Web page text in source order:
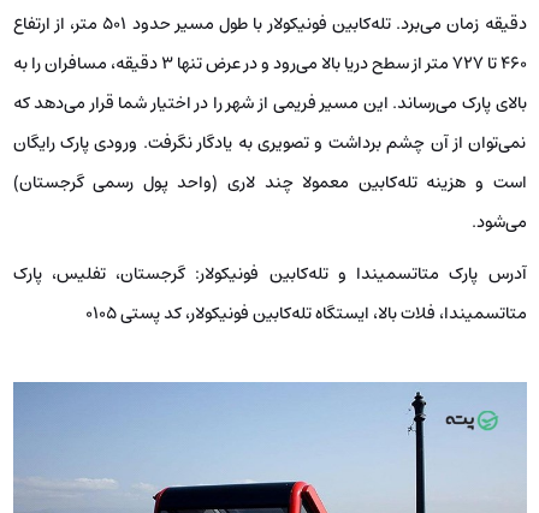
دقیقه زمان می‌برد. تله‌کابین فونیکولار با طول مسیر حدود ۵۰۱ متر، از ارتفاع
۴۶۰ تا ۷۲۷ متر از سطح دریا بالا می‌رود و در عرض تنها ۳ دقیقه، مسافران را به
بالای پارک می‌رساند. این مسیر فریمی از شهر را در اختیار شما قرار می‌دهد که
نمی‌توان از آن چشم برداشت و تصویری به یادگار نگرفت. ورودی پارک رایگان
است و هزینه تله‌کابین معمولا چند لاری (واحد پول رسمی گرجستان)
می‌شود.
آدرس پارک متاتسمیندا و تله‌کابین فونیکولار: گرجستان، تفلیس، پارک
متاتسمیندا، فلات بالا، ایستگاه تله‌کابین فونیکولار، کد پستی ۰۱۰۵